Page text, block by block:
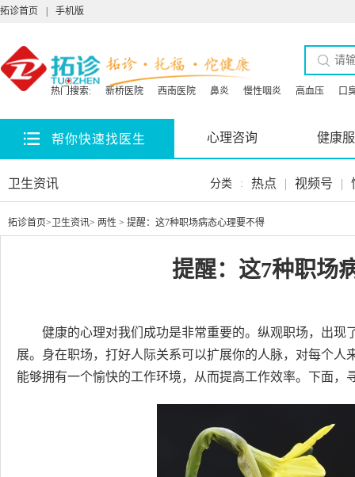
拓诊首页 手机版
热门搜索: 新桥医院 西南医院 鼻炎 慢性咽炎 高血压 口
帮你快速找医生 心理咨询 健康
卫生资讯 分类 : 热点 | 视频号 |
拓诊首页> 卫生资讯> 两性 > 提醒：这7种职场病态心理要不得
提醒：这7种职场
健康的心理对我们成功是非常重要的。纵观职场，出
展。身在职场，打好人际关系可以扩展你的人脉，对每个
能够拥有一个愉快的工作环境，从而提高工作效率。下面，